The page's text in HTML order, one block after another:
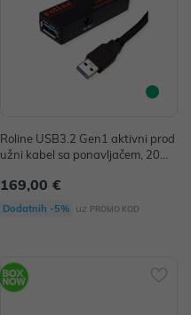
Roline USB3.2 Gen1 aktivni prod
užni kabel sa ponavljačem, 20m,
169,00 €
Dodatnih -5% uz PROMO KOD